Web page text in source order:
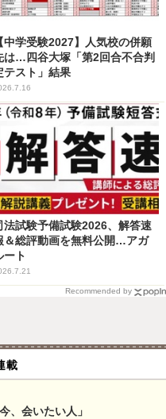
中学受験2027】人気校の併願
は…四谷大塚「第2回合不合判
テスト」結果
法試験予備試験2026、解答速
＆総評動画を無料公開…アガ
ート
Recommended by
載
、会いたい人」